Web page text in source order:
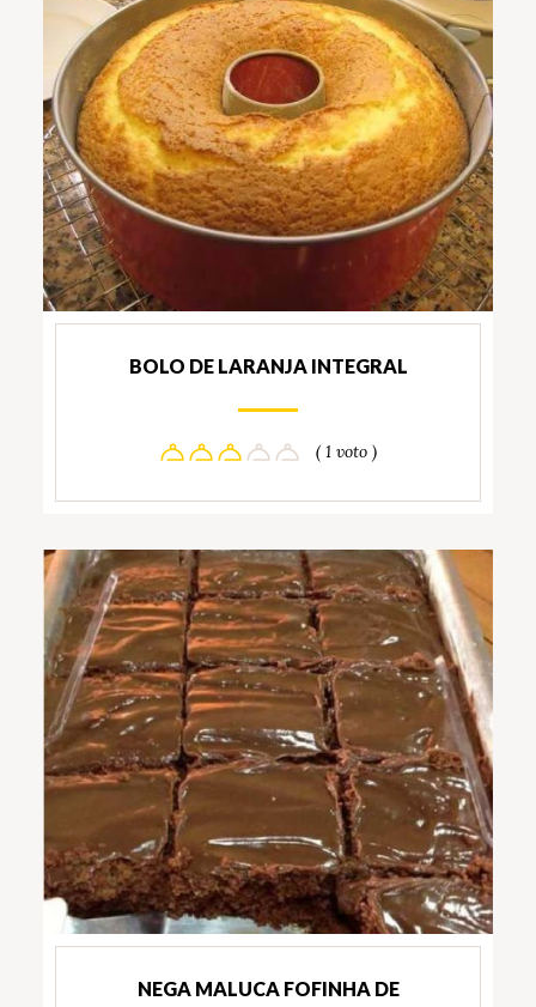
BOLO DE LARANJA INTEGRAL
( 1 voto )
NEGA MALUCA FOFINHA DE